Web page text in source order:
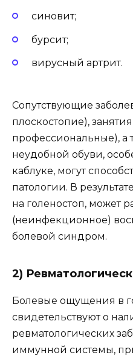
синовит;
бурсит;
вирусный артрит.
Сопутствующие
плоскостопие),
профессиональные), а
неудобной обуви,
каблуке, могут
патологии. В
на голеностоп, может
(неинфекционное)
болевой синдром.
2)
Болевые ощущения в
свидетельствуют о
ревматологических
иммунной системы,